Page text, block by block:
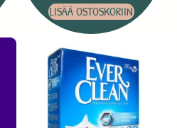
LISÄÄ OSTOSKORIIN